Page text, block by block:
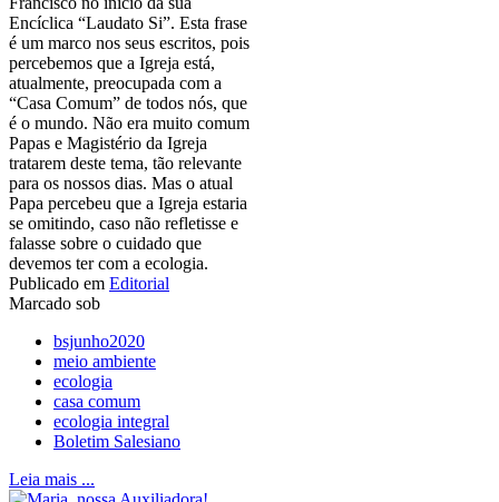
Encíclica “Laudato Si”. Esta frase
é um marco nos seus escritos, pois
percebemos que a Igreja está,
atualmente, preocupada com a
“Casa Comum” de todos nós, que
é o mundo. Não era muito comum
Papas e Magistério da Igreja
tratarem deste tema, tão relevante
para os nossos dias. Mas o atual
Papa percebeu que a Igreja estaria
se omitindo, caso não refletisse e
falasse sobre o cuidado que
devemos ter com a ecologia.
Publicado em Editorial
Marcado sob
bsjunho2020
meio ambiente
ecologia
casa comum
ecologia integral
Boletim Salesiano
Leia mais ...